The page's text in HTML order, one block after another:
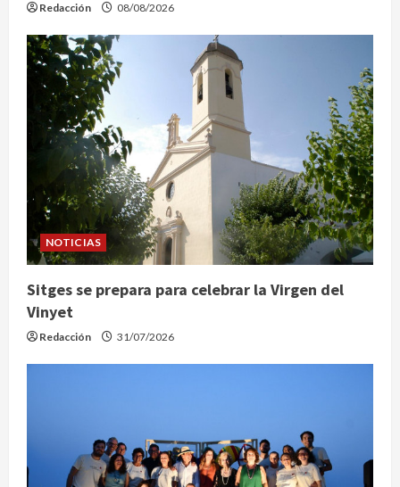
Redacción 08/08/2026
NOTICIAS
Sitges se prepara para celebrar la Virgen del
Vinyet
Redacción 31/07/2026